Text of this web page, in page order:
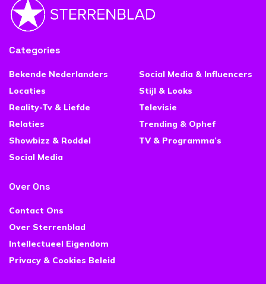
Categories
Bekende Nederlanders
Locaties
Reality-Tv & Liefde
Relaties
Showbizz & Roddel
Social Media
Social Media & Influencers
Stijl & Looks
Televisie
Trending & Ophef
TV & Programma’s
Over Ons
Contact Ons
Over Sterrenblad
Intellectueel Eigendom
Privacy & Cookies Beleid